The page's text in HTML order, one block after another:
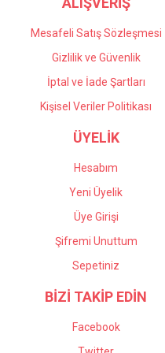
Mesafeli Satış Sözleşmesi
Gizlilik ve Güvenlik
İptal ve İade Şartları
Kişisel Veriler Politikası
ÜYELİK
Hesabım
Yeni Üyelik
Üye Girişi
Şifremi Unuttum
Sepetiniz
BİZİ TAKİP EDİN
Facebook